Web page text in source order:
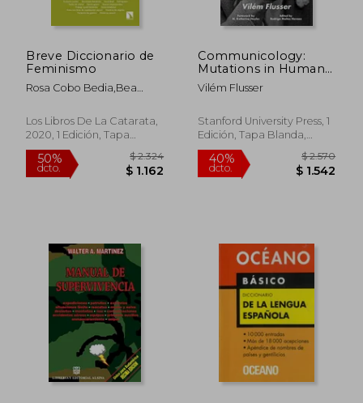
$ 1.223
Breve Diccionario de
Feminismo
Rosa Cobo Bedia,Bea
Los Libros De La Catarata,
2020, 1 Edición, Tapa
Blanda, Nuevo
Communicology:
Mutations in Human
Relations? (Sensing
Media: Aesthetics,
Cultures of Media) (en
Inglés)
Vilém Flusser
Stanford University Press, 1
Edición, Tapa Blanda,
Nuevo